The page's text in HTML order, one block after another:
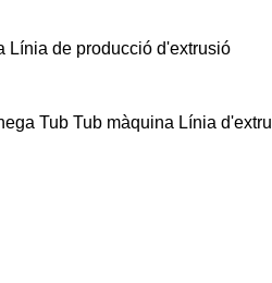
Línia de producció d'extrusió
Tub Tub màquina Línia